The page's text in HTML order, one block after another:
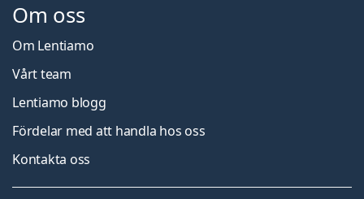
Om oss
Om Lentiamo
Vårt team
Lentiamo blogg
Fördelar med att handla hos oss
Kontakta oss